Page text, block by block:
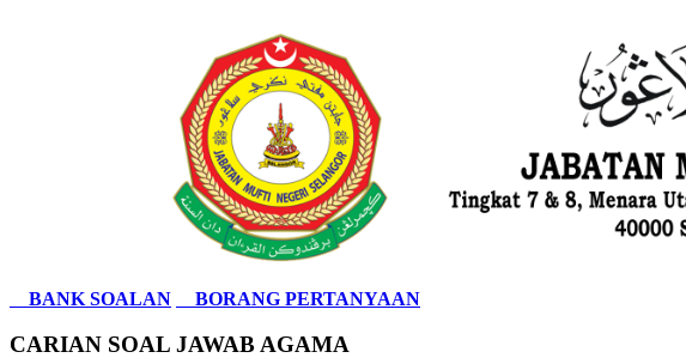
BANK SOALAN BORANG PERTANYAAN
CARIAN SOAL JAWAB AGAMA